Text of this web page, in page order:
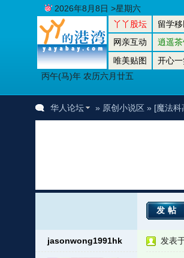
丫丫股坛 留学
网亲互动
逍遥
唯美贴图
开心
丙午(马)年 农历六月廿五
2026年8月8日 >星期六
华人论坛 » 原创小说区» [魔法科
发帖
jasonwong1991hk 发表